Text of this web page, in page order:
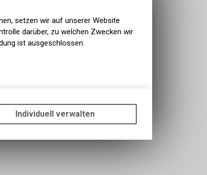
setzen wir auf unserer Website
darüber, zu welchen Zwecken wir
ist ausgeschlossen.
unseres Online-Angebots, wie die
Bitte beachten Sie, dass die
Individuell verwalten